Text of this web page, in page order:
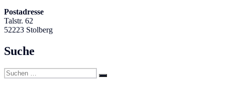
Postadresse
Talstr. 62
52223 Stolberg
Suche
Suchen
nach:
Suchen